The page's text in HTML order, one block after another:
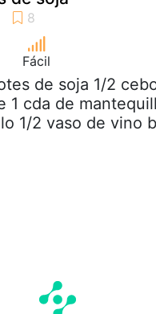
Fácil
de soja 1/2
1 cda de
1/2 vaso de vino